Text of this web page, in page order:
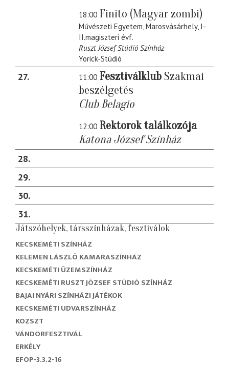
18:00 Finito (Magyar zombi)
Művészeti Egyetem, Marosvásárhely, I-
II.magiszteri évf.
Ruszt József Stúdió Színház
Yorick-Stúdió
27 11:00 FesztiválklubSzakmai
beszélgetés
Club Belagio
12:00 Rektorok találkozója
Katona József Színház
28
29
30
31
Játszóhelyek, társszínházak, fesztiválok
KECSKEMÉTI SZÍNHÁZ
KELEMEN LÁSZLÓ KAMARASZÍNHÁZ
KECSKEMÉTI ÜZEMSZÍNHÁZ
KECSKEMÉTI RUSZT JÓZSEF STÚDIÓ SZÍNHÁZ
BAJAI NYÁRI SZÍNHÁZI JÁTÉKOK
KECSKEMÉTI UDVARSZÍNHÁZ
KOZSZT
VÁNDORFESZTIVÁL
ERKÉLY
EFOP-3.3.2-16